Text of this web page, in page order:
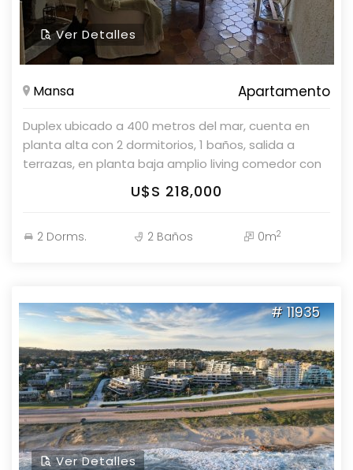
Ver Detalles
Mansa Apartamento
Duplex ubicado a 400 metros del mar, cuenta en
planta alta con 2 dormitorios, 1 baños, salida a
terrazas, en planta baja amplio living comedor con
estufa a leña, cocina definida, lavadero, salida a
jardin de uso exlusivo con parrillero propio. Consulte
U$S 218,000
2 Dorms. 2 Baños 0m2
# 11935
Ver Detalles